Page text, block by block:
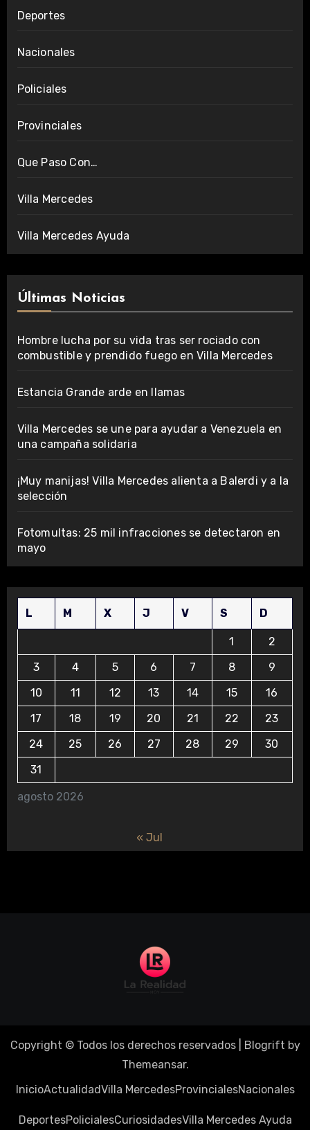
Deportes
Nacionales
Policiales
Provinciales
Que Paso Con…
Villa Mercedes
Villa Mercedes Ayuda
Últimas Noticias
Hombre lucha por su vida tras ser rociado con
combustible y prendido fuego en Villa Mercedes
Estancia Grande arde en llamas
Villa Mercedes se une para ayudar a Venezuela en
una campaña solidaria
¡Muy manijas! Villa Mercedes alienta a Balerdi y a la
selección
Fotomultas: 25 mil infracciones se detectaron en
mayo
agosto 2026
L M X J V S D
1
2
3
4 5 6 7 8
9
10
11 12 13 14 15
16
17
18 19 20 21 22
23
24
25 26 27 28 29
30
31
« Jul
Copyright © Todos los derechos reservados Blogrift by
Themeansar.
InicioActualidadVilla MercedesProvincialesNacionales
DeportesPolicialesCuriosidadesVilla Mercedes Ayuda